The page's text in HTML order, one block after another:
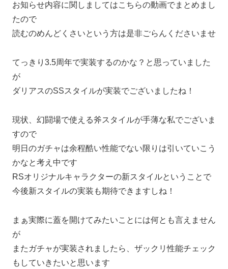
お知らせ内容に関しましてはこちらの動画でまとめまし
たので
読むのめんどくさいという方は是非ごらんくださいませ
てっきり3.5周年で実装するのかな？と思っていました
が
ダリアスのSSスタイルが実装でございましたね！
現状、幻闘場で使える斧スタイルが手薄な私でございま
すので
明日のガチャは余程酷い性能でない限りは引いていこう
かなと考え中です
RSオリジナルキャラクターの新スタイルということで
今後新スタイルの実装も期待できますしね！
まぁ実際に蓋を開けてみたいことには何とも言えません
が
またガチャが実装されましたら、ザックリ性能チェック
もしていきたいと思います